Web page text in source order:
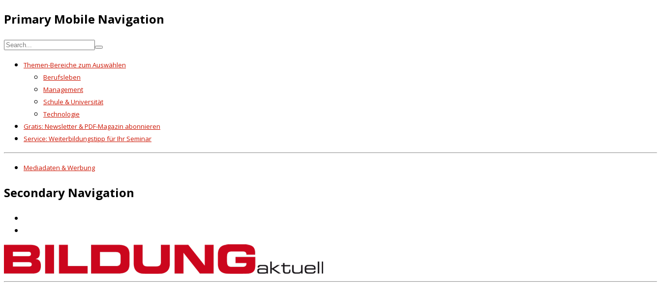
Primary Mobile Navigation
Themen-Bereiche zum Auswählen
Berufsleben
Management
Schule & Universität
Technologie
Gratis: Newsletter & PDF-Magazin abonnieren
Service: Weiterbildungstipp für Ihr Seminar
Mediadaten & Werbung
Secondary Navigation